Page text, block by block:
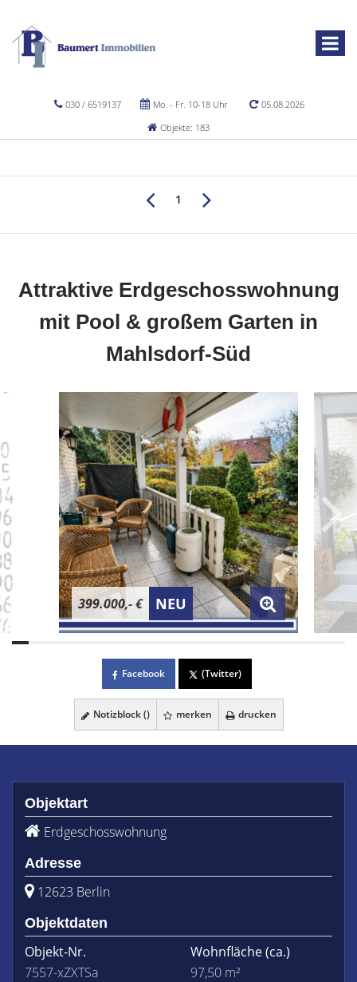
030 / 6519137 Mo. - Fr. 10-18 Uhr
05.08.2026
Objekte: 183
1
Attraktive Erdgeschosswohnung
mit Pool & großem Garten in
Mahlsdorf-Süd
399.000,- € NEU
Facebook (Twitter)
Notizblock () merken drucken
Objektart
Erdgeschosswohnung
Adresse
12623 Berlin
Objektdaten
Objekt-Nr.
7557-xZXTSa
Wohnfläche(ca.)
97,50 m²